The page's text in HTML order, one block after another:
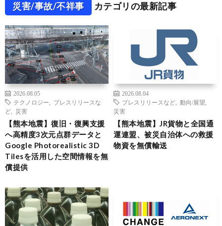
災害/事故/不祥事 カテゴリの最新記事
2026.08.05
テクノロジー
プレスリリースな
ど
災害
【熊本地震】復旧・復興支援
へ高精度3次元点群データと
Google Photorealistic 3D
Tilesを活用した空間情報を無
償提供
2026.08.04
プレスリリースなど
動向/展望
災害
【熊本地震】JR貨物と全国通
運連盟、被災自治体への救援
物資を無償輸送